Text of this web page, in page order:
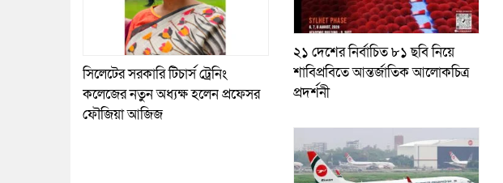
সিলেটের সরকারি টিচার্স ট্রেনিং
কলেজের নতুন অধ্যক্ষ হলেন প্রফেসর
ফৌজিয়া আজিজ
২১ দেশের নির্বাচিত ৮১ ছবি নিয়ে
শাবিপ্রবিতে আন্তর্জাতিক আলোকচিত্র
প্রদর্শনী